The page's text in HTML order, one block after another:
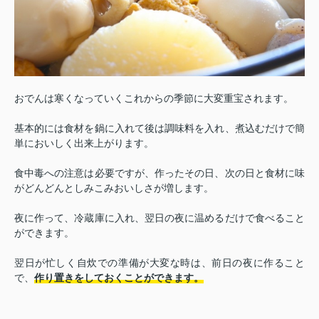
おでんは寒くなっていくこれからの季節に大変重宝されます。
基本的には食材を鍋に入れて後は調味料を入れ、煮込むだけで簡
単においしく出来上がります。
食中毒への注意は必要ですが、作ったその日、次の日と食材に味
がどんどんとしみこみおいしさが増します。
夜に作って、冷蔵庫に入れ、翌日の夜に温めるだけで食べること
ができます。
翌日が忙しく自炊での準備が大変な時は、前日の夜に作ること
で、 作り置きをしておくことができます。